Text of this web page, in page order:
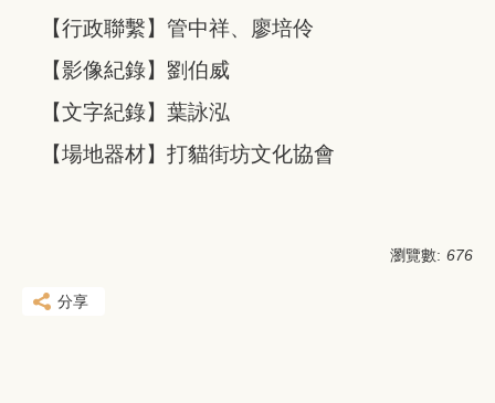
【行政聯繫】管中祥、廖培伶
【影像紀錄】劉伯威
【文字紀錄】葉詠泓
【場地器材】打貓街坊文化協會
瀏覽數: 676
分享